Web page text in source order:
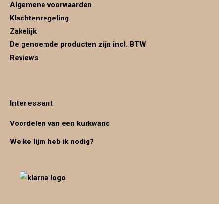
Algemene voorwaarden
Klachtenregeling
Zakelijk
De genoemde producten zijn incl. BTW
Reviews
Interessant
Voordelen van een kurkwand
Welke lijm heb ik nodig?